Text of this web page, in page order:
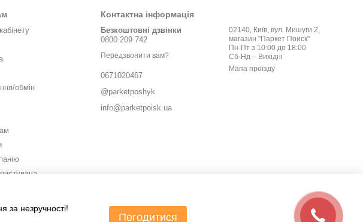
обмін
Контактна інформація
Безкоштовні дзвінки
0800 209 742
Передзвонити вам?
0671020467
@parketposhyk
info@parketpoisk.ua
02140, Київ, вул. Мишуги 2,
магазин "Паркет Поиск"
Пн-Пт з 10:00 до 18:00
Сб-Нд – Вихідні
Мапа проїзду
за незручності!
Погодитися